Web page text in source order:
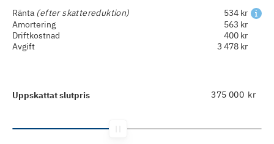
Ränta (efter skattereduktion)
534 kr
Amortering
563 kr
Driftkostnad
400 kr
Avgift
3 478 kr
Uppskattat slutpris kr